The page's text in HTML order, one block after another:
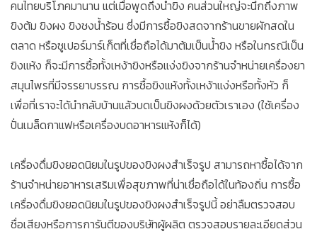
คนไทยบริโภคมานาน แต่เมื่อพูดถึงน้ำขิง คนส่วนใหญ่จะนึกถึงภาพ
ขิงต้ม ขิงผง ขิงชงน้ำร้อน ซึ่งมีการซื้อขิงสดจากร้านขายผักสดใน
ตลาด หรือซูเปอร์มาร์เก็ตที่เชื่อถือได้มาต้มเป็นน้ำขิง หรือในกรณีเป็น
ขิงแห้ง ก็จะมีการซื้อทั้งเหง้าขิงหรือแง่งขิงจากร้านจำหน่ายเครื่องยา
สมุนไพรที่มีจรรยาบรรณ การซื้อขิงแห้งทั้งเหง้าแง่งหรือทั้งหัว ก็
เพื่อที่เราจะได้นำกลับบ้านแล้วบดเป็นขิงผงด้วยตัวเราเอง (ใช้เครื่อง
ปั่นเมล็ดกาแฟหรือเครื่องบดอาหารแห้งก็ได้)
เครื่องดื่มขิงยอดนิยมในรูปของขิงผงสำเร็จรูป สามารถหาซื้อได้จาก
ร้านจำหน่ายอาหารเสริมเพื่อสุขภาพที่น่าเชื่อถือได้ในท้องถิ่น การซื้อ
เครื่องดื่มขิงยอดนิยมในรูปของขิงผงสำเร็จรูปนี้ อย่าลืมตรวจสอบ
ชื่อเสียงหรือการการันตีของบริษัทผู้ผลิต ตรวจสอบรายละเอียดส่วน